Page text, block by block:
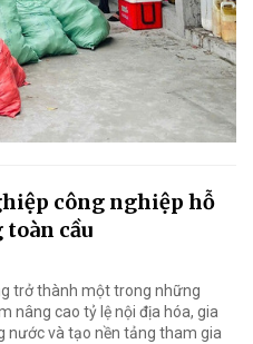
công nghiệp hỗ
cầu
trở thành một trong những
nâng cao tỷ lệ nội địa hóa, gia
nước và tạo nền tảng tham gia